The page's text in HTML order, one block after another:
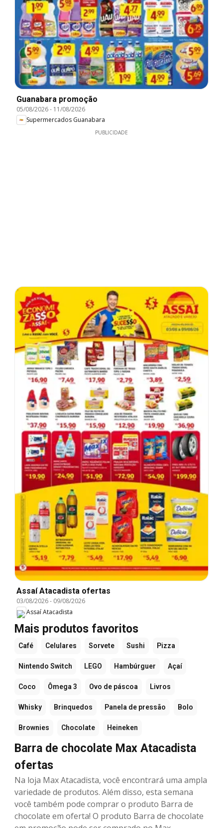
Guanabara promoção
05/08/2026- 11/08/2026
Supermercados Guanabara
PUBLICIDADE
Assaí Atacadista ofertas
03/08/2026- 09/08/2026
Assaí Atacadista
Mais produtos favoritos
Café Celulares Sorvete Sushi Pizza
Nintendo Switch LEGO Hambúrguer Açaí
Coco Ômega 3 Ovo de páscoa Livros
Whisky Brinquedos Panela de pressão Bolo
Brownies Chocolate Heineken
Barra de chocolate Max Atacadista
ofertas
Na loja Max Atacadista, você encontrará uma ampla
variedade de produtos. Além disso, esta semana
você também pode comprar o produto Barra de
chocolate em oferta! O produto Barra de chocolate